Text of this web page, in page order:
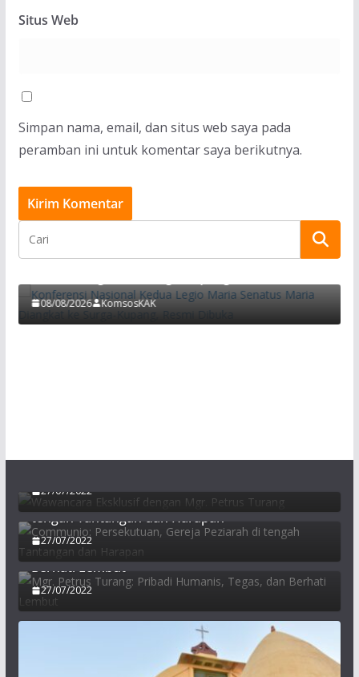
Situs Web
Simpan nama, email, dan situs web saya pada
peramban ini untuk komentar saya berikutnya.
Legio Maria Senatus
Paroki Santo Yosef Naikoten
Keharmonisan Keluarga Melalui
01/08/2026 KomsosKAK
27/07/2022
Communio: Persekutuan, Gereja Peziarah di
tengah Tantangan dan Harapan
27/07/2022
Mgr. Petrus Turang: Pribadi Humanis, Tegas, dan
Berhati Lembut
27/07/2022